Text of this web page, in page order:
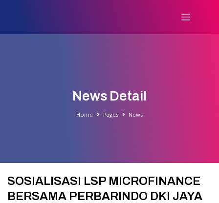
News Detail
Home Pages News
SOSIALISASI LSP MICROFINANCE
BERSAMA PERBARINDO DKI JAYA